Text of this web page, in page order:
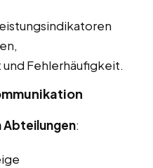
Fehlerhäufigkeit.
Abteilungen: